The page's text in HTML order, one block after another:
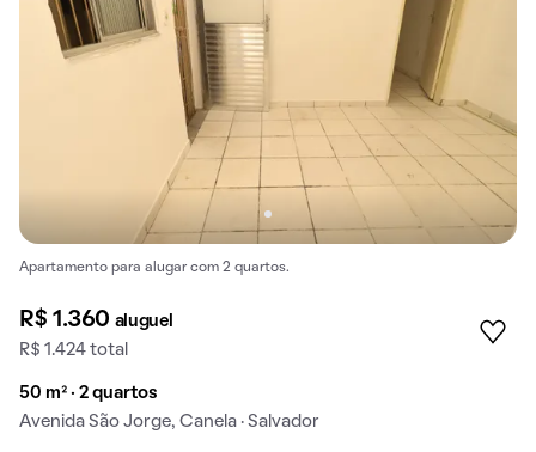
Apartamento para alugar com 2 quartos.
R$ 1.360 aluguel
R$ 1.424 total
50 m² · 2 quartos
Avenida São Jorge, Canela · Salvador